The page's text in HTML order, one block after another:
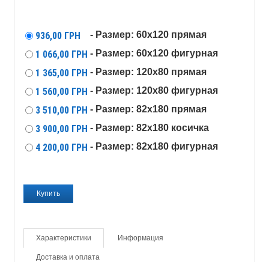
936,00 ГРН - Размер: 60x120 прямая
1 066,00 ГРН - Размер: 60x120 фигурная
1 365,00 ГРН - Размер: 120х80 прямая
1 560,00 ГРН - Размер: 120х80 фигурная
3 510,00 ГРН - Размер: 82х180 прямая
3 900,00 ГРН - Размер: 82х180 косичка
4 200,00 ГРН - Размер: 82х180 фигурная
Характеристики Информация
Доставка и оплата